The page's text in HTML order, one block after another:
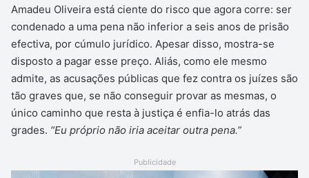
Amadeu Oliveira está ciente do risco que agora corre: ser
condenado a uma pena não inferior a seis anos de prisão
efectiva, por cúmulo jurídico. Apesar disso, mostra-se
disposto a pagar esse preço. Aliás, como ele mesmo
admite, as acusações públicas que fez contra os juízes são
tão graves que, se não conseguir provar as mesmas, o
único caminho que resta à justiça é enfia-lo atrás das
grades. “Eu próprio não iria aceitar outra pena.”
Publicidade